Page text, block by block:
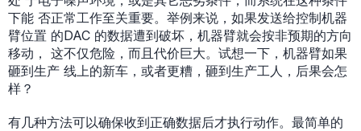
下能 否正常工作至关重要。举例来说，如果发送给控制机器
臂位置 的DAC 的数据遭到破坏，机器臂就会按非预期的方向
移动， 这不仅危险，而且代价巨大。试想一下，机器臂如果
砸到生产 线上的新车，或者更糟，砸到生产工人，后果会怎
样？
有几种方法可以确保收到正确数据后才执行动作。最简单的